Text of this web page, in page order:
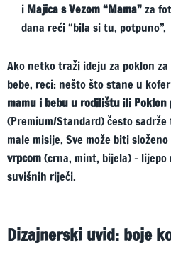
i Majica s Vezom “Mama”za
dana reći “bila si tu, potpuno”.
Ako netko traži ideju za poklon
bebe, reci: nešto što stane u
mamu i bebu u rodilištu ili
(Premium/Standard) često
male misije. Sve može biti
vrpcom(crna, mint, bijela) – lijepo
suvišnih riječi.
Dizajnerski uvid: boje